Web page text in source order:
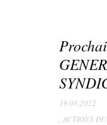
19.08.2022
, ACTIONS